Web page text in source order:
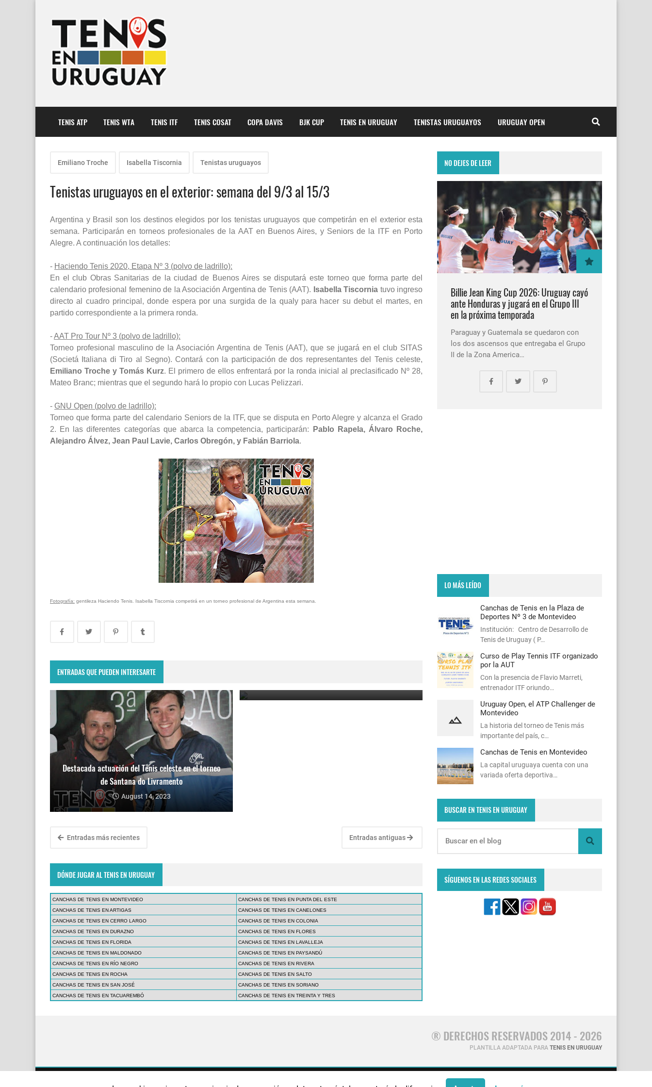
TENIS ATP TENIS WTA TENIS ITF TENIS COSAT COPA DAVIS BJK CUP TENIS EN URUGUAY TENISTAS URUGUAYOS URUGUAY OPEN
Emiliano Troche Isabella Tiscornia Tenistas uruguayos
Tenistas uruguayos en el exterior: semana del 9/3 al 15/3
Argentina y Brasil son los destinos elegidos por los tenistas uruguayos que competirán en el exterior esta
semana. Participarán en torneos profesionales de la AAT en Buenos Aires, y Seniors de la ITF en Porto
Alegre. A continuación los detalles:
- Haciendo Tenis 2020, Etapa Nº 3 (polvo de ladrillo):
En el club Obras Sanitarias de la ciudad de Buenos Aires se disputará este torneo que forma parte del
calendario profesional femenino de la Asociación Argentina de Tenis (AAT). Isabella Tiscornia tuvo ingreso
directo al cuadro principal, donde espera por una surgida de la qualy para hacer su debut el martes, en
partido correspondiente a la primera ronda.
-AAT Pro Tour Nº 3 (polvo de ladrillo):
Torneo profesional masculino de la Asociación Argentina de Tenis (AAT), que se jugará en el club SITAS
(Societá Italiana di Tiro al Segno). Contará con la participación de dos representantes del Tenis celeste,
Emiliano Troche y Tomás Kurz. El primero de ellos enfrentará por la ronda inicial al preclasificado Nº 28,
Mateo Branc; mientras que el segundo hará lo propio con Lucas Pelizzari.
- GNU Open (polvo de ladrillo):
Torneo que forma parte del calendario Seniors de la ITF, que se disputa en Porto Alegre y alcanza el Grado
2. En las diferentes categorías que abarca la competencia, participarán:
Pablo Rapela, Álvaro Roche,
Alejandro Álvez, Jean Paul Lavie, Carlos Obregón, y Fabián Barriola.
Fotografía: gentileza Haciendo Tenis. Isabella Tiscornia competirá en un torneo profesional de Argentina esta semana.
ENTRADAS QUE PUEDEN INTERESARTE
Destacada actuación del Tenis celeste en el torneo
de Santana do Livramento
August 14, 2023
Entradas más recientes Entradas antiguas
DÓNDE JUGAR AL TENIS EN URUGUAY
CANCHAS DE TENIS EN MONTEVIDEO
CANCHAS DE TENIS EN PUNTA DEL ESTE
CANCHAS DE TENIS EN ARTIGAS
CANCHAS DE TENIS EN CANELONES
CANCHAS DE TENIS EN CERRO LARGO
CANCHAS DE TENIS EN COLONIA
CANCHAS DE TENIS EN DURAZNO
CANCHAS DE TENIS EN FLORES
CANCHAS DE TENIS EN FLORIDA
CANCHAS DE TENIS EN LAVALLEJA
CANCHAS DE TENIS EN MALDONADO
CANCHAS DE TENIS EN PAYSANDÚ
CANCHAS DE TENIS EN RÍO NEGRO
CANCHAS DE TENIS EN RIVERA
CANCHAS DE TENIS EN ROCHA
CANCHAS DE TENIS EN SALTO
CANCHAS DE TENIS EN SAN JOSÉ
CANCHAS DE TENIS EN SORIANO
CANCHAS DE TENIS EN TACUAREMBÓ
CANCHAS DE TENIS EN TREINTA Y TRES
NO DEJES DE LEER
Billie Jean King Cup 2026: Uruguay cayó
ante Honduras y jugará en el Grupo III
en la próxima temporada
Paraguay y Guatemala se quedaron con
los dos ascensos que entregaba el Grupo
II de la Zona America…
LO MÁS LEÍDO
Canchas de Tenis en la Plaza de
Deportes Nº 3 de Montevideo
Institución: Centro de Desarrollo de
Tenis de Uruguay ( P…
Curso de Play Tennis ITF organizado
por la AUT
Con la presencia de Flavio Marreti,
entrenador ITF oriundo…
Uruguay Open, el ATP Challenger de
Montevideo
La historia del torneo de Tenis más
importante del país, c…
Canchas de Tenis en Montevideo
La capital uruguaya cuenta con una
variada oferta deportiva…
BUSCAR EN TENIS EN URUGUAY
SÍGUENOS EN LAS REDES SOCIALES
® DERECHOS RESERVADOS 2014 - 2026
PLANTILLA ADAPTADA PARA TENIS EN URUGUAY